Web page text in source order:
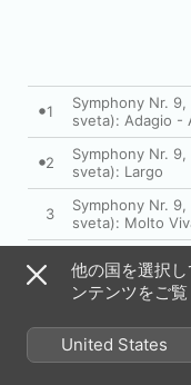
1
Symphony Nr.
sveta): Adagio -
2
Symphony Nr.
sveta): Largo
3
Symphony Nr.
sveta): Molto
4
sveta): Allegro
6
Slavonic
他の国を選択
ンテンツをご
United States